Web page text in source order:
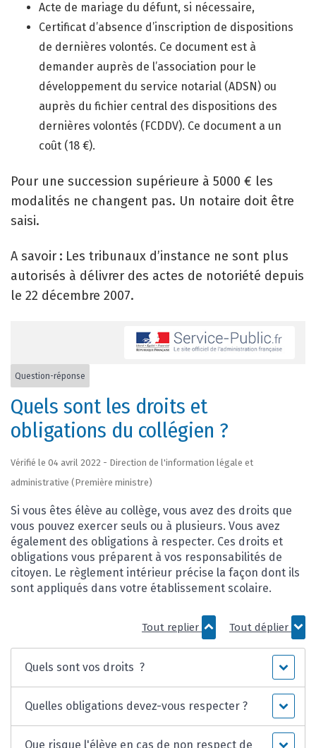
Acte de mariage du défunt, si nécessaire,
Certificat d’absence d’inscription de dispositions
de dernières volontés. Ce document est à
demander auprès de l’association pour le
développement du service notarial (ADSN) ou
auprès du fichier central des dispositions des
dernières volontés (FCDDV). Ce document a un
coût (18 €).
Pour une succession supérieure à 5000 € les
modalités ne changent pas. Un notaire doit être
saisi.
A savoir : Les tribunaux d’instance ne sont plus
autorisés à délivrer des actes de notoriété depuis
le 22 décembre 2007.
Question-réponse
Quels sont les droits et
obligations du collégien ?
Vérifié le 04 avril 2022 - Direction de l'information légale et
administrative (Première ministre)
Si vous êtes élève au collège, vous avez des droits que
vous pouvez exercer seuls ou à plusieurs. Vous avez
également des obligations à respecter. Ces droits et
obligations vous préparent à vos responsabilités de
citoyen. Le règlement intérieur précise la façon dont ils
sont appliqués dans votre établissement scolaire.
Tout replier Tout déplier
Quels sont vos droits ?
Quelles obligations devez-vous respecter ?
Que risque l'élève en cas de non respect de